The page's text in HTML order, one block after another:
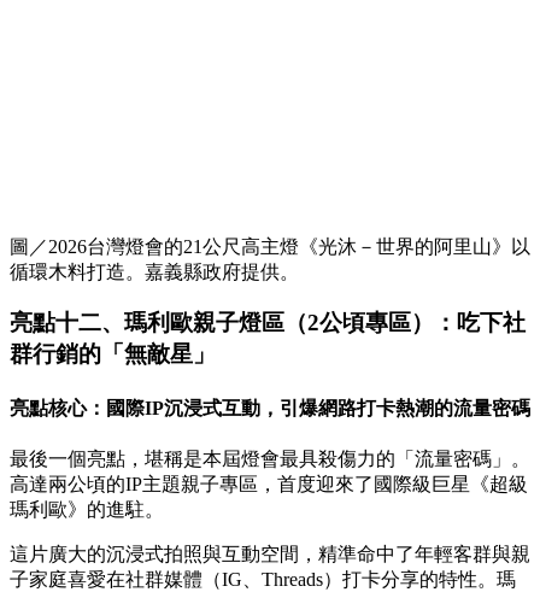
圖／2026台灣燈會的21公尺高主燈《光沐－世界的阿里山》以
循環木料打造。嘉義縣政府提供。
亮點十二、瑪利歐親子燈區（2公頃專區）：吃下社
群行銷的「無敵星」
亮點核心：國際IP沉浸式互動，引爆網路打卡熱潮的流量密碼
最後一個亮點，堪稱是本屆燈會最具殺傷力的「流量密碼」。
高達兩公頃的IP主題親子專區，首度迎來了國際級巨星《超級
瑪利歐》的進駐。
這片廣大的沉浸式拍照與互動空間，精準命中了年輕客群與親
子家庭喜愛在社群媒體（IG、Threads）打卡分享的特性。瑪